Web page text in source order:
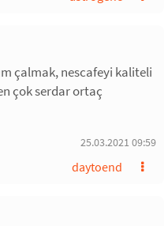
çalmak, nescafeyi kaliteli
çok serdar ortaç
25.03.2021 09:59
daytoend